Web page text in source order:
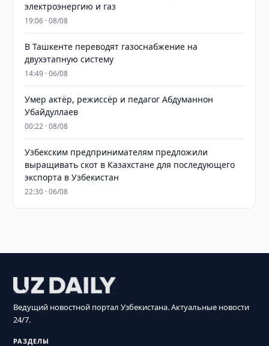
электроэнергию и газ
19:06 · 08/08
В Ташкенте переводят газоснабжение на
двухэтапную систему
14:49 · 06/08
Умер актёр, режиссёр и педагог Абдуманнон
Убайдуллаев
00:22 · 08/08
Узбекским предпринимателям предложили
выращивать скот в Казахстане для последующего
экспорта в Узбекистан
22:30 · 06/08
Ведущий новостной портал Узбекистана. Актуальные новости
24/7.
РАЗДЕЛЫ